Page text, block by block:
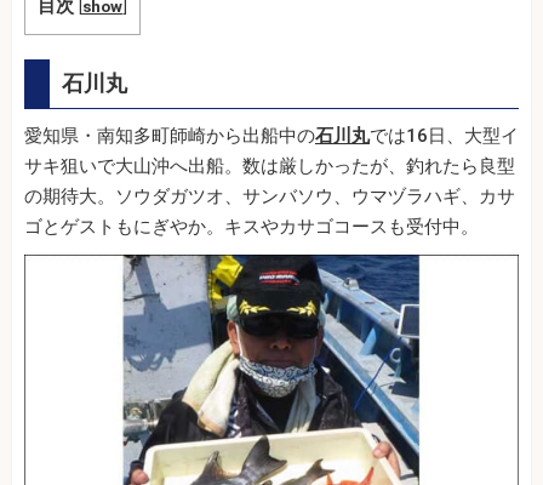
目次 [show]
石川丸
愛知県・南知多町師崎から出船中の石川丸では16日、大型イ
サキ狙いで大山沖へ出船。数は厳しかったが、釣れたら良型
の期待大。ソウダガツオ、サンバソウ、ウマヅラハギ、カサ
ゴとゲストもにぎやか。キスやカサゴコースも受付中。